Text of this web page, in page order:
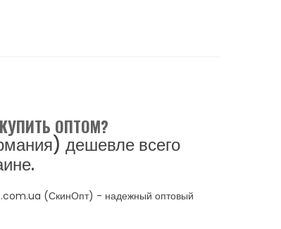
ОПТОМ?
дешевле всего
(СкинОпт) - надежный оптовый